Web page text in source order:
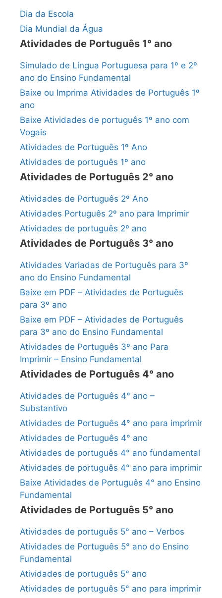
Dia da Escola
Dia Mundial da Água
Atividades de Português 1° ano
Simulado de Língua Portuguesa para 1º e 2º
ano do Ensino Fundamental
Baixe ou Imprima Atividades de Português 1º
ano
Baixe Atividades de português 1º ano com
Vogais
Atividades de Português 1º Ano
Atividades de português 1º ano
Atividades de Português 2° ano
Atividades de Português 2º Ano
Atividades Português 2º ano para Imprimir
Atividades de português 2º ano
Atividades de Português 3° ano
Atividades Variadas de Português para 3º
ano do Ensino Fundamental
Baixe em PDF – Atividades de Português
para 3º ano
Baixe em PDF – Atividades de Português
para 3º ano do Ensino Fundamental
Atividades de Português 3º ano Para
Imprimir – Ensino Fundamental
Atividades de Português 4° ano
Atividades de Português 4° ano –
Substantivo
Atividades de Português 4° ano para imprimir
Atividades de Português 4° ano
Atividades de português 4° ano fundamental
Atividades de português 4° ano para imprimir
Baixe Atividades de Português 4° ano Ensino
Fundamental
Atividades de Português 5° ano
Atividades de português 5° ano – Verbos
Atividades de Português 5° ano do Ensino
Fundamental
Atividades de português 5° ano
Atividades de português 5° ano para imprimir